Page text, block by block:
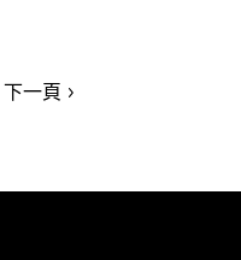
下一頁